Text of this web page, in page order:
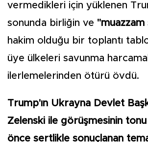
vermedikleri için yüklenen
sonunda birliğin ve "muazzam
hakim olduğu bir toplantı
üye ülkeleri savunma
ilerlemelerinden ötürü övdü.
Trump'ın Ukrayna Devlet
Zelenski ile görüşmesinin
önce sertlikle sonuçlanan